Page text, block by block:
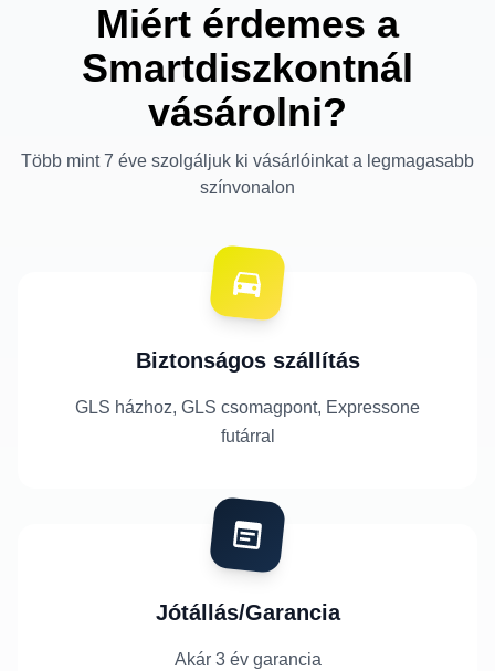
Miért érdemes a
Smartdiszkontnál
vásárolni?
Több mint 7 éve szolgáljuk ki vásárlóinkat a legmagasabb
színvonalon
Biztonságos szállítás
GLS házhoz, GLS csomagpont, Expressone
futárral
Jótállás/Garancia
Akár 3 év garancia